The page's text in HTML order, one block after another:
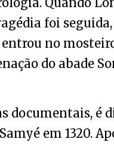
foi
no
do abade
documentais,
em 1320.